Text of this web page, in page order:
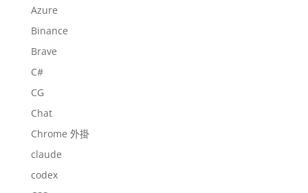
Azure
Binance
Brave
C#
CG
Chat
Chrome 外掛
claude
codex